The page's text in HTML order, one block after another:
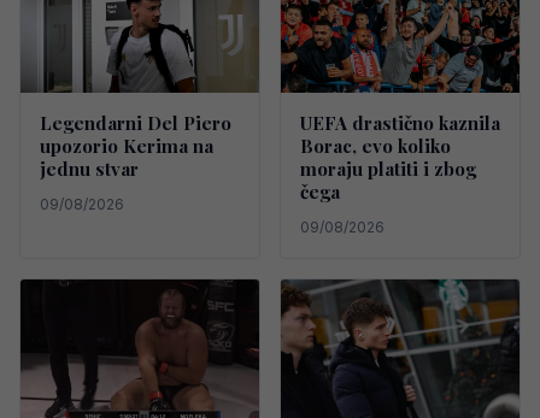
Legendarni Del Piero
upozorio Kerima na
jednu stvar
09/08/2026
UEFA drastično kaznila
Borac, evo koliko
moraju platiti i zbog
čega
09/08/2026